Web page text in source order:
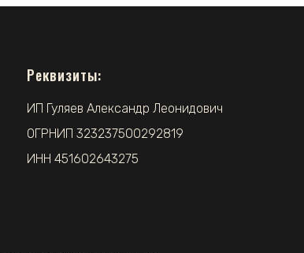
Реквизиты:
ИП Гуляев Александр Леонидович
ОГРНИП 323237500292819
ИНН 451602643275